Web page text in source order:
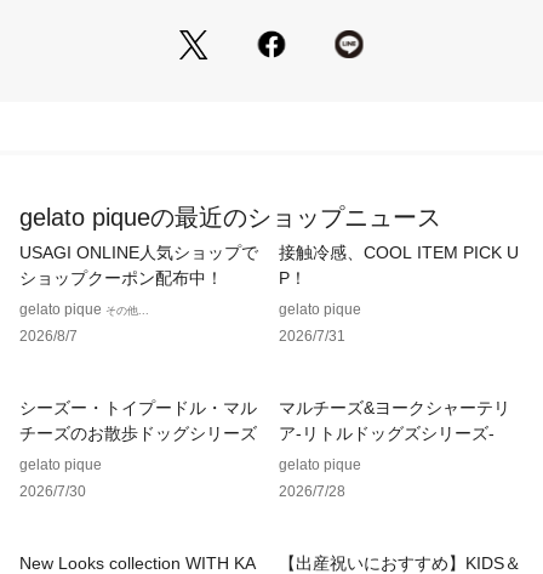
※照明の関係により、実際よりも色味が違って見える場合があ
ある場合がございますので、予めご了承ください。
【サイズ備考】
[LIME]たて:9cm,横:4.7cm
[LPNK]たて:9cm,横:5.5cm
gelato piqueの最近のショップニュース
USAGI ONLINE人気ショップで
ショップクーポン配布中！
gelato pique その他...
2026/8/7
接触冷感、COOL ITEM PICK U
P！
gelato pique
2026/7/31
シーズー・トイプードル・マル
チーズのお散歩ドッグシリーズ
gelato pique
2026/7/30
マルチーズ&ヨークシャーテリ
ア-リトルドッグズシリーズ-
gelato pique
2026/7/28
New Looks collection WITH KA
【出産祝いにおすすめ】KIDS＆